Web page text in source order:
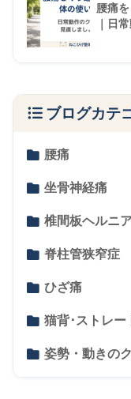
腰痛
｜日
ブログカテ
腰痛
坐骨神経痛
椎間板ヘルニ
脊柱管狭窄症
ひざ痛
猫背･ストレー
姿勢・動きの